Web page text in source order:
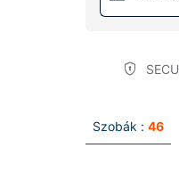
Szobák : 46